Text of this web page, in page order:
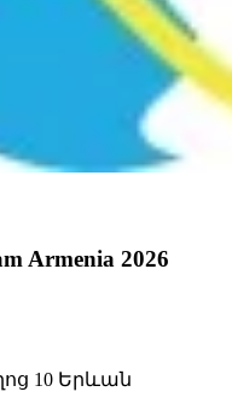
Armenia 2026
10 Երևան